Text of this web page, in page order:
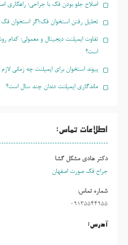
اصلاح جلو بودن فک با جراحی؛ راهکاری
تحلیل رفتن استخوان فک؛اگر استخوان
تفاوت ایمپلنت دیجیتال و معمولی؛ کدام
است؟
پیوند استخوان برای ایمپلنت چه زمانی
ماندگاری ایمپلنت دندان چند سال است؟
اطلاعات تماس:
دکتر هادی مشکل گشا
جراح فک صورت اصفهان
شماره تماس:
09135544955
آدرس: